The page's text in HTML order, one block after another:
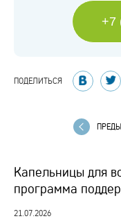
+7
ПОДЕЛИТЬСЯ
Капельницы для
программа
21.07.2026